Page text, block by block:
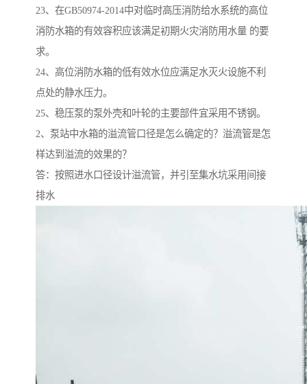
23、在GB50974-2014中对临时高压消防给水系统的高位
消防水箱的有效容积应该满足初期火灾消防用水量 的要
求。
24、高位消防水箱的低有效水位应满足水灭火设施不利
点处的静水压力。
25、稳压泵的泵外壳和叶轮的主要部件宜采用不锈钢。
2、泵站中水箱的溢流管口径是怎么确定的？溢流管是怎
样达到溢流的效果的？
答：按照进水口径设计溢流管，并引至集水坑采用间接
排水